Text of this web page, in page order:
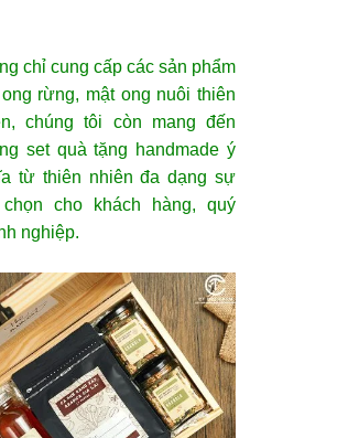
chỉ cung cấp các sản phẩm
rừng, mật ong nuôi thiên
chúng tôi còn mang đến
set quà tặng handmade ý
từ thiên nhiên đa dạng sự
chọn cho khách hàng, quý
nghiệp.